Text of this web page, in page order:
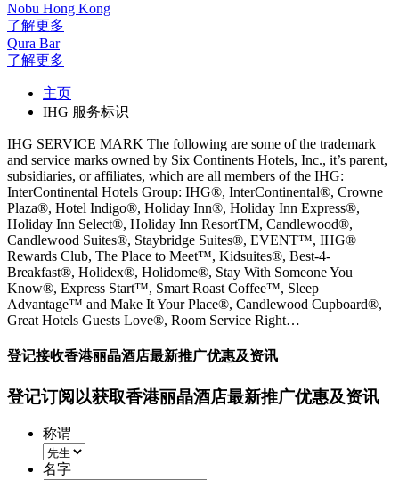
Nobu Hong Kong
了解更多
Qura Bar
了解更多
主页
IHG 服务标识
IHG SERVICE MARK The following are some of the trademark
and service marks owned by Six Continents Hotels, Inc., it’s parent,
subsidiaries, or affiliates, which are all members of the IHG:
InterContinental Hotels Group: IHG®, InterContinental®, Crowne
Plaza®, Hotel Indigo®, Holiday Inn®, Holiday Inn Express®,
Holiday Inn Select®, Holiday Inn ResortTM, Candlewood®,
Candlewood Suites®, Staybridge Suites®, EVENT™, IHG®
Rewards Club, The Place to Meet™, Kidsuites®, Best-4-
Breakfast®, Holidex®, Holidome®, Stay With Someone You
Know®, Express Start™, Smart Roast Coffee™, Sleep
Advantage™ and Make It Your Place®, Candlewood Cupboard®,
Great Hotels Guests Love®, Room Service Right…
登记接收香港丽晶酒店最新推广优惠及资讯
登记订阅以获取香港丽晶酒店最新推广优惠及资讯
称谓
名字